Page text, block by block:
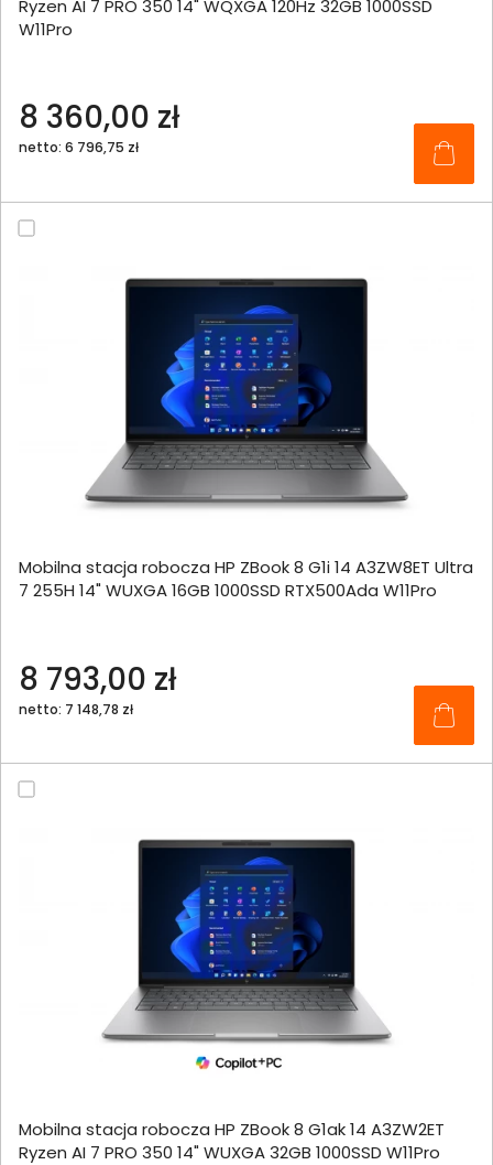
Ryzen AI 7 PRO 350 14" WQXGA 120Hz 32GB 1000SSD
W11Pro
8 360,00 zł
netto: 6 796,75 zł
Mobilna stacja robocza HP ZBook 8 G1i 14 A3ZW8ET Ultra
7 255H 14" WUXGA 16GB 1000SSD RTX500Ada W11Pro
8 793,00 zł
netto: 7 148,78 zł
Mobilna stacja robocza HP ZBook 8 G1ak 14 A3ZW2ET
Ryzen AI 7 PRO 350 14" WUXGA 32GB 1000SSD W11Pro